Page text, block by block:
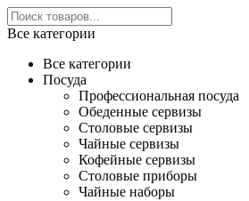
Все категории
Все категории
Посуда
Профессиональная посуда
Обеденные сервизы
Столовые сервизы
Чайные сервизы
Кофейные сервизы
Столовые приборы
Чайные наборы